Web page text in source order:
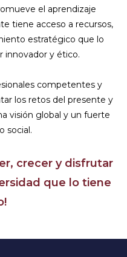
el aprendizaje
tiene acceso a recursos,
estratégico que lo
innovador y ético.
competentes y
los retos del presente y
visión global y un fuerte
social.
crecer y disfrutar
que lo tiene